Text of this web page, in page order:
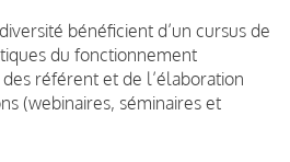
bénéficient d’un cursus de
du fonctionnement
référent et de l’élaboration
(webinaires, séminaires et